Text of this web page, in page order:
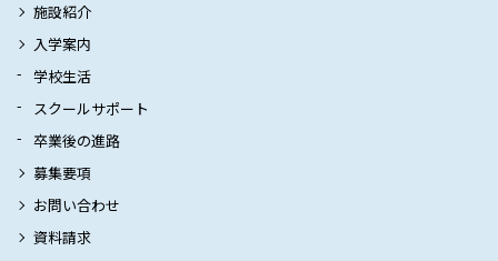
施設紹介
入学案内
学校生活
スクールサポート
卒業後の進路
募集要項
お問い合わせ
資料請求